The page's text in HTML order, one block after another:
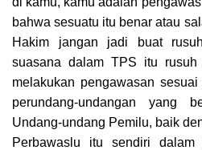
bahwa sesuatu itu benar atau
Hakim jangan jadi buat
suasana dalam TPS itu
melakukan pengawasan
perundang-undangan yang
Undang-undang Pemilu, baik
Perbawaslu itu sendiri dalam